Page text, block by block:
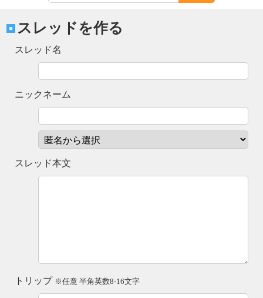
スレッドを作る
スレッド名
ニックネーム
スレッド本文
トリップ ※任意 半角英数8-16文字